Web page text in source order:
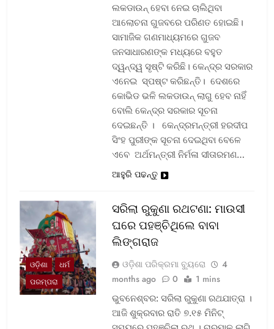
ଲକଡାଉନ୍ ହେବା ନେଇ ଚାଲିଥିବା
ଆଲୋଚନା ଗୁଜବରେ ପରିଣତ ହୋଇଛି।
ସାମାଜିକ ଗଣମାଧ୍ୟମରେ ଗୁଜବ
ଜନସାଧାରଣଙ୍କ ମଧ୍ୟରେ ବହୁତ
ଦ୍ୱନ୍ଦ୍ୱ ସୃଷ୍ଟି କରିଛି। କେନ୍ଦ୍ର ସରକାର
ଏନେଇ ସ୍ପଷ୍ଟ କରିଛନ୍ତି। ଦେଶରେ
କୋଭିଡ ଭଳି ଲକଡାଉନ୍ ଲାଗୁ ହେବ ନାହିଁ
ବୋଲି କେନ୍ଦ୍ର ସରକାର ସୂଚନା
ଦେଇଛନ୍ତି । କେନ୍ଦ୍ରମନ୍ତ୍ରୀ ହରଦୀପ
ସିଂହ ପୁରୀଙ୍କ ସୂଚନା ଦେଇଥିବା ବେଳେ
ଏବେ ଅର୍ଥମନ୍ତ୍ରୀ ନିର୍ମଳା ସୀତାରମଣ…
ଆହୁରି ପଢନ୍ତୁ
ଓଡ଼ିଶା
ଧର୍ମ
ପରମ୍ପରା
ସରିଲା ରୁକୁଣା ରଥଟଣା: ମାଉସୀ
ଘରେ ପହଞ୍ଚିଥିଲେ ବାବା
ଲିଙ୍ଗରାଜ
ଓଡ଼ିଶା ପରିକ୍ରମା ବ୍ୟୁରୋ
4
months ago
0 1 mins
ଭୁବନେଶ୍ବର: ସରିଲା ରୁକୁଣା ରଥଯାତ୍ରା ।
ଆଜି ଶୁକ୍ରବାର ରାତି ୭.୧୫ ମିନିଟ୍